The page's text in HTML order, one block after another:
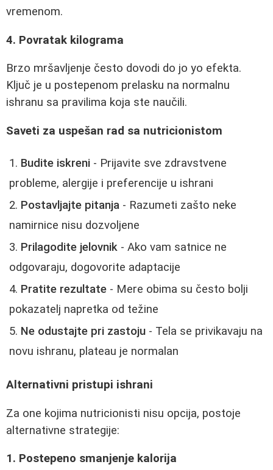
vremenom.
4. Povratak kilograma
Brzo mršavljenje često dovodi do jo yo efekta.
Ključ je u postepenom prelasku na normalnu
ishranu sa pravilima koja ste naučili.
Saveti za uspešan rad sa nutricionistom
Budite iskreni - Prijavite sve zdravstvene
probleme, alergije i preferencije u ishrani
Postavljajte pitanja - Razumeti zašto neke
namirnice nisu dozvoljene
Prilagodite jelovnik - Ako vam satnice ne
odgovaraju, dogovorite adaptacije
Pratite rezultate - Mere obima su često bolji
pokazatelj napretka od težine
Ne odustajte pri zastoju - Tela se privikavaju na
novu ishranu, plateau je normalan
Alternativni pristupi ishrani
Za one kojima nutricionisti nisu opcija, postoje
alternativne strategije:
1. Postepeno smanjenje kalorija